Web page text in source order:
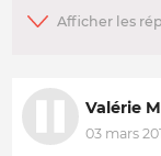
Valérie
03 mars